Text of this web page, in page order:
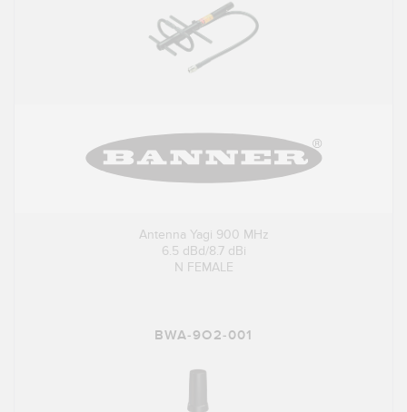
Antenna Yagi 900 MHz
6.5 dBd/8.7 dBi
N FEMALE
BWA-9O2-001